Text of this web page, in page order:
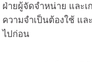
ฝ่ายผู้จัดจำหน่าย และ
ความจำเป็นต้องใช้ แล
ไปก่อน